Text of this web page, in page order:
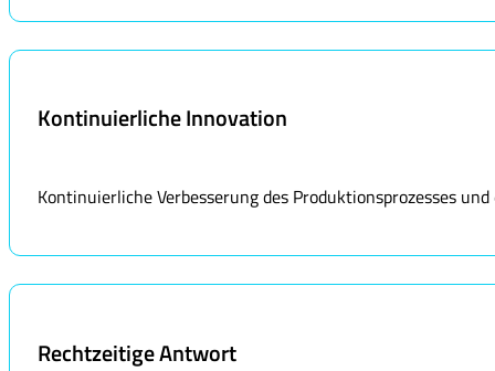
Kontinuierliche Innovation
Kontinuierliche Verbesserung des Produktionsprozesses
Rechtzeitige Antwort